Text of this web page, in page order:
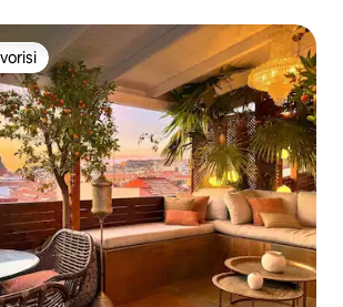
en beğenilenler arasında